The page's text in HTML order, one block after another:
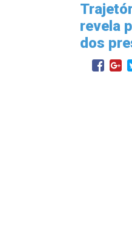
revela
dos